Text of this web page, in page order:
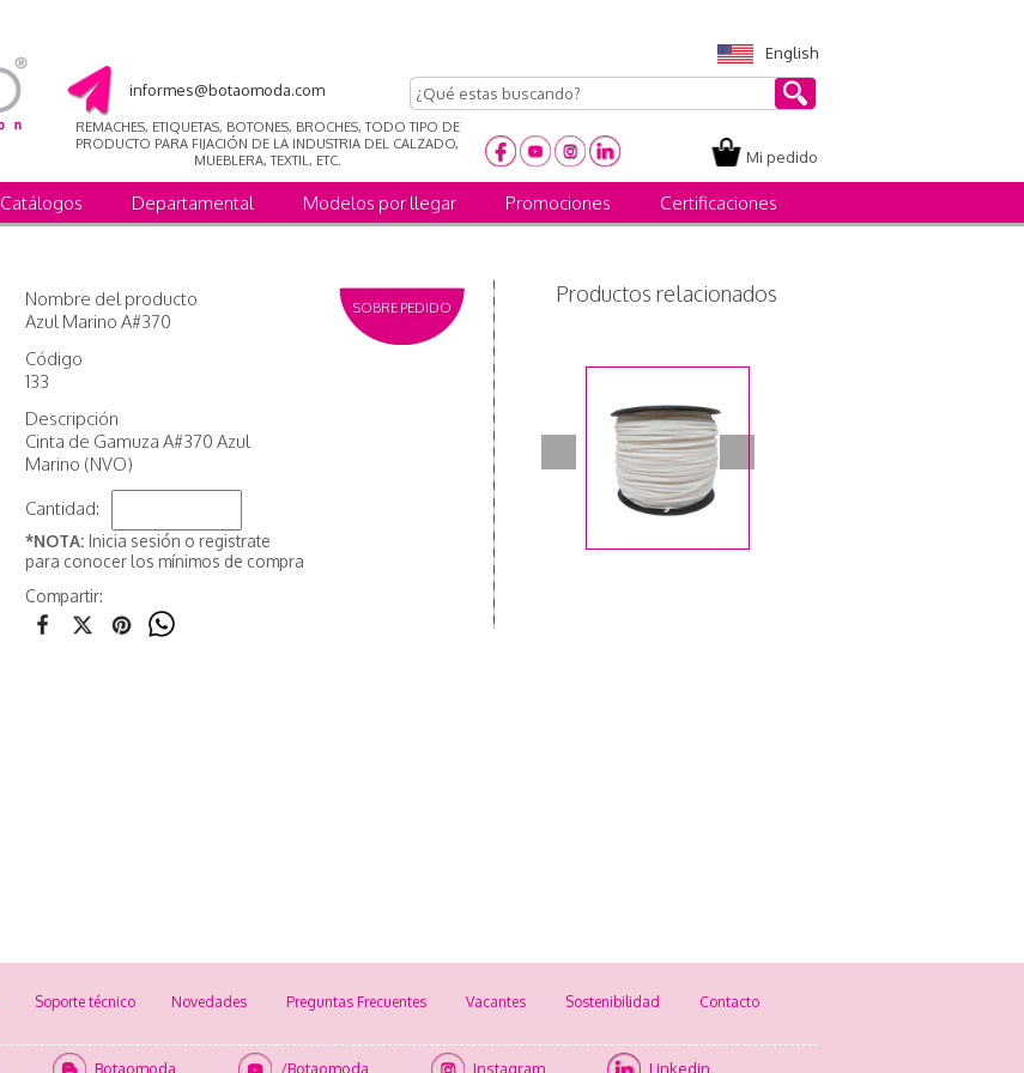
English
informes@botaomoda.com
REMACHES, ETIQUETAS, BOTONES, BROCHES, TODO TIPO DE
PRODUCTO PARA FIJACIÓN DE LA INDUSTRIA DEL CALZADO,
MUEBLERA, TEXTIL, ETC.
Mi pedido
Catálogos Departamental Modelos por llegar Promociones Certificaciones
Nombre del producto
Azul Marino A#370
Código
133
Descripción
Cinta de Gamuza A#370 Azul
Marino (NVO)
Cantidad:
*NOTA: Inicia sesión o registrate
para conocer los mínimos de compra
SOBRE PEDIDO
Compartir:
Productos relacionados
Soporte técnico Novedades Preguntas Frecuentes Vacantes Sostenibilidad Contacto
Botaomoda /Botaomoda Instagram Linkedin